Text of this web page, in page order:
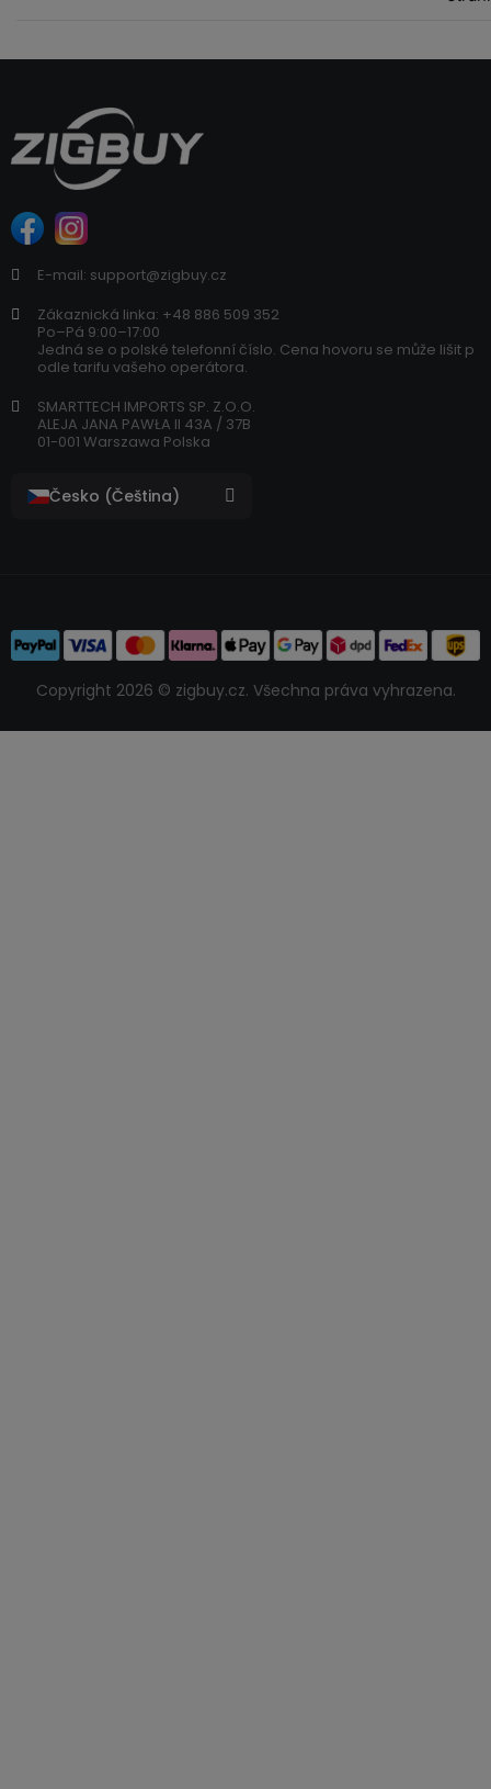
E-mail: support@zigbuy.cz
Zákaznická linka: +48 886 509 352
Po–Pá 9:00–17:00
Jedná se o polské telefonní číslo. Cena hovoru se může lišit p
odle tarifu vašeho operátora.
SMARTTECH IMPORTS SP. Z.O.O.
ALEJA JANA PAWŁA II 43A / 37B
01-001 Warszawa Polska
Copyright 2026 © zigbuy.cz. Všechna práva vyhrazena.